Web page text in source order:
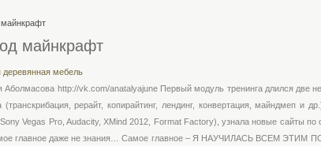
майнкрафт
деревянная мебель
Аболмасова http://vk.com/anatalyajune Первый модуль тренинга длился две
рерайт, копирайтинг, лендинг, конвертация, майндмеп и
Vegas Pro, Audacity, XMind 2012, Format Factory), узнала новые сайты по
главное даже не знания… Самое главное – Я НАУЧИЛАСЬ ВСЕМ ЭТИМ